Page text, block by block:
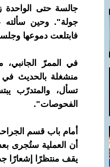
جالسة حتى الواحدة
جولة". وحين
فابتلعت دموعها
في الممرّ
منشغلة بالحديث
تسأل، والمتدرّب
الفحوصات".
أمام باب قسم
أن العملية ستُجرى
يقف منتظرًا إشعارًا